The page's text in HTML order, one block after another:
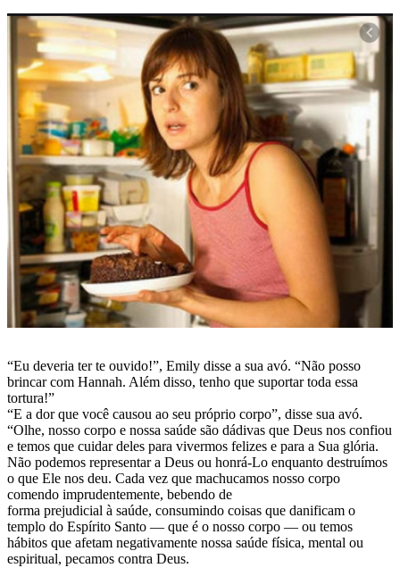
“Eu deveria ter te ouvido!”, Emily disse a sua avó. “Não posso
brincar com Hannah. Além disso, tenho que suportar toda essa
tortura!”
“E a dor que você causou ao seu próprio corpo”, disse sua avó.
“Olhe, nosso corpo e nossa saúde são dádivas que Deus nos confiou
e temos que cuidar deles para vivermos felizes e para a Sua glória.
Não podemos representar a Deus ou honrá-Lo enquanto destruímos
o que Ele nos deu. Cada vez que machucamos nosso corpo
comendo imprudentemente, bebendo de
forma prejudicial à saúde, consumindo coisas que danificam o
templo do Espírito Santo — que é o nosso corpo — ou temos
hábitos que afetam negativamente nossa saúde física, mental ou
espiritual, pecamos contra Deus.